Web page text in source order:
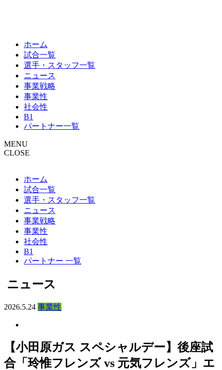
ホーム
試合一覧
選手・スタッフ一覧
ニュース
事業戦略
事業性
社会性
B1
パートナー一覧
MENU
CLOSE
ホーム
試合一覧
選手・スタッフ一覧
ニュース
事業戦略
事業性
社会性
B1
パートナー 一覧
ニュース
2026.5.24 事業性
【小田原ガス スペシャルデー】後座試
合「玲惟フレンズ vs 元気フレンズ」エ